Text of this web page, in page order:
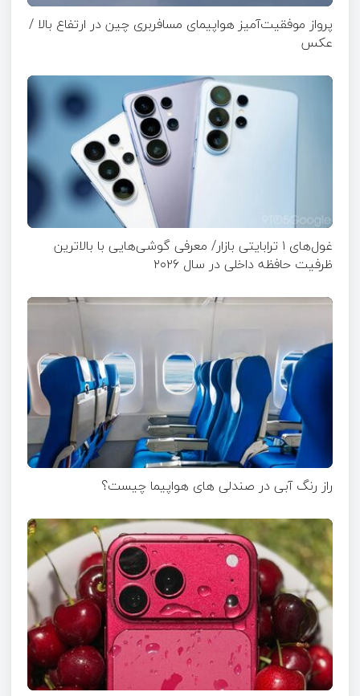
پرواز موفقیت‌آمیز هواپیمای مسافربری چین در ارتفاع بالا /
عکس
غول‌های ۱ ترابایتی بازار/ معرفی گوشی‌هایی با بالاترین
ظرفیت حافظه داخلی در سال ۲۰۲۶
راز رنگ آبی در صندلی های هواپیما چیست؟